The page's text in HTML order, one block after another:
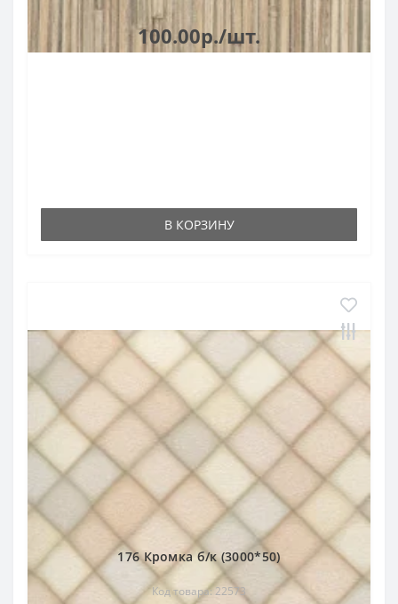
100.00р./шт.
В КОРЗИНУ
176 Кромка б/к (3000*50)
Код товара: 22573